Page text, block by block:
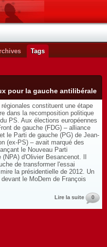
Tags
pour la gauche antilibérale
constituent une étape
dans la recomposition politique
PS. Aux élections européennes
de gauche (FDG) – alliance
le Parti de gauche (PG) de Jean-
(ex-PS) – avait marqué des
le Nouveau Parti
d'Olivier Besancenot. Il
de transformer l'essai
la présidentielle de 2012. Un
le MoDem de François
Lire la suite 0